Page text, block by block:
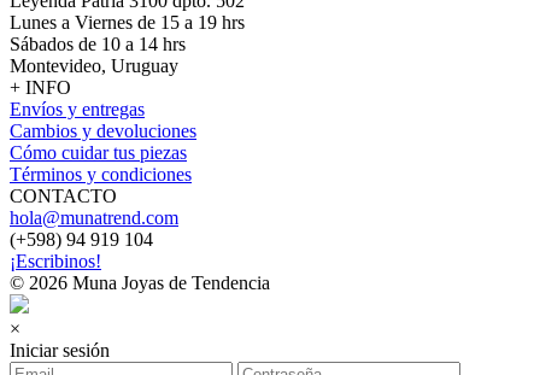
Lunes a Viernes de 15 a 19 hrs
Sábados de 10 a 14 hrs
Montevideo, Uruguay
+ INFO
Envíos y entregas
Cambios y devoluciones
Cómo cuidar tus piezas
Términos y condiciones
CONTACTO
hola@munatrend.com
(+598) 94 919 104
¡Escribinos!
© 2026 Muna Joyas de Tendencia
×
Iniciar sesión